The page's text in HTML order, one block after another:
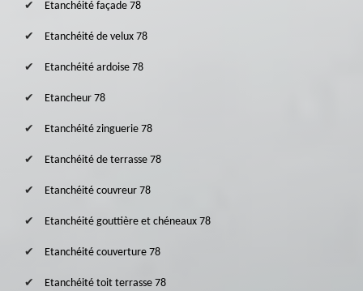
Etanchéité façade 78
Etanchéité de velux 78
Etanchéité ardoise 78
Etancheur 78
Etanchéité zinguerie 78
Etanchéité de terrasse 78
Etanchéité couvreur 78
Etanchéité gouttière et chéneaux 78
Etanchéité couverture 78
Etanchéité toit terrasse 78